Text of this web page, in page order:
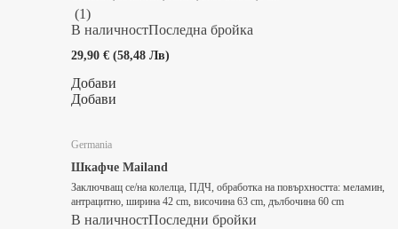
(1)
В наличностПоследна бройка
29,90 € (58,48 Лв)
Добави
Добави
Germania
Шкафче Mailand
Заключващ се/на колелца, ПДЧ, oбработка на повърхността: меламин,
антрацитно, ширина 42 cm, височина 63 cm, дълбочина 60 cm
В наличностПоследни бройки